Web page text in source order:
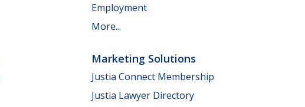
Employment
More...
Marketing Solutions
Justia Connect Membership
Justia Lawyer Directory